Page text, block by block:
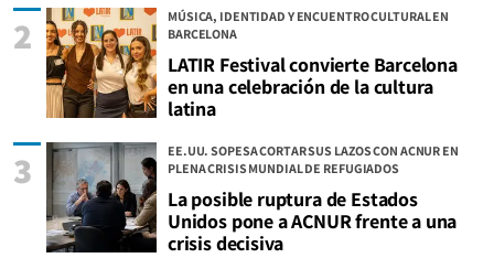
MÚSICA, IDENTIDAD Y ENCUENTRO CULTURAL EN
BARCELONA
LATIR Festival convierte Barcelona
en una celebración de la cultura
latina
2
EE.UU. SOPESA CORTAR SUS LAZOS CON ACNUR EN
PLENA CRISIS MUNDIAL DE REFUGIADOS
La posible ruptura de Estados
Unidos pone a ACNUR frente a una
crisis decisiva
3